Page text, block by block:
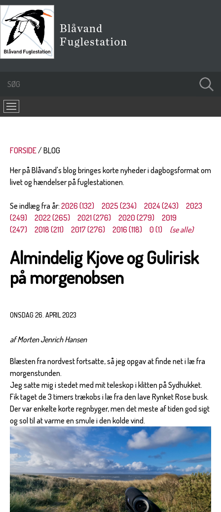
FORSIDE
BLOG
Her på Blåvand's blog bringes korte nyheder i dagbogsformat om
livet og hændelser på fuglestationen.
Se indlæg fra år: 2026 (132) 2025 (234) 2024 (243)
2023
(249)
2022 (265) 2021 (276) 2020 (279)
2019
(247)
2018 (211) 2017 (276) 2016 (118) 0 (1) (se alle)
Almindelig Kjove og Gulirisk
på morgenobsen
ONSDAG 26. APRIL 2023
af Morten Jenrich Hansen
Blæsten fra nordvest fortsatte, så jeg opgav at finde net i læ fra
morgenstunden.
Jeg satte mig i stedet med mit teleskop i klitten på Sydhukket.
Fik taget de 3 timers trækobs i læ fra den lave Rynket Rose busk.
Der var enkelte korte regnbyger, men det meste af tiden god sigt
og sol til at varme en smule i den kolde vind.